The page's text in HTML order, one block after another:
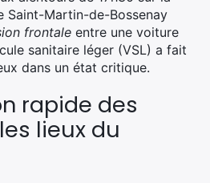
Saint-Martin-de-Bossenay
frontale entre une voiture
sanitaire léger (VSL) a fait
dans un état critique.
rapide des
lieux du